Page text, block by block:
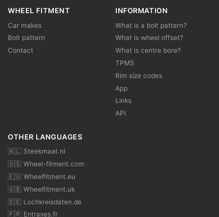
WHEEL FITMENT
Car makes
Bolt pattern
Contact
INFORMATION
What is a bolt pattern?
What is wheel offset?
What is centre bore?
TPMS
Rim size codes
App
Links
API
OTHER LANGUAGES
🇳🇱 Steekmaat.nl
🇺🇸 Wheel-fitment.com
🇪🇺 Wheelfitment.eu
🇬🇧 Wheelfitment.uk
🇩🇪 Lochkreisdaten.de
🇫🇷 Entraxes.fr